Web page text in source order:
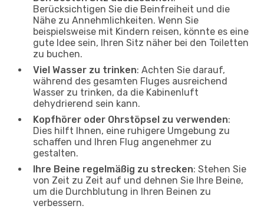
Berücksichtigen Sie die Beinfreiheit und die
Nähe zu Annehmlichkeiten. Wenn Sie
beispielsweise mit Kindern reisen, könnte es eine
gute Idee sein, Ihren Sitz näher bei den Toiletten
zu buchen.
Viel Wasser zu trinken: Achten Sie darauf,
während des gesamten Fluges ausreichend
Wasser zu trinken, da die Kabinenluft
dehydrierend sein kann.
Kopfhörer oder Ohrstöpsel zu verwenden:
Dies hilft Ihnen, eine ruhigere Umgebung zu
schaffen und Ihren Flug angenehmer zu
gestalten.
Ihre Beine regelmäßig zu strecken: Stehen Sie
von Zeit zu Zeit auf und dehnen Sie Ihre Beine,
um die Durchblutung in Ihren Beinen zu
verbessern.